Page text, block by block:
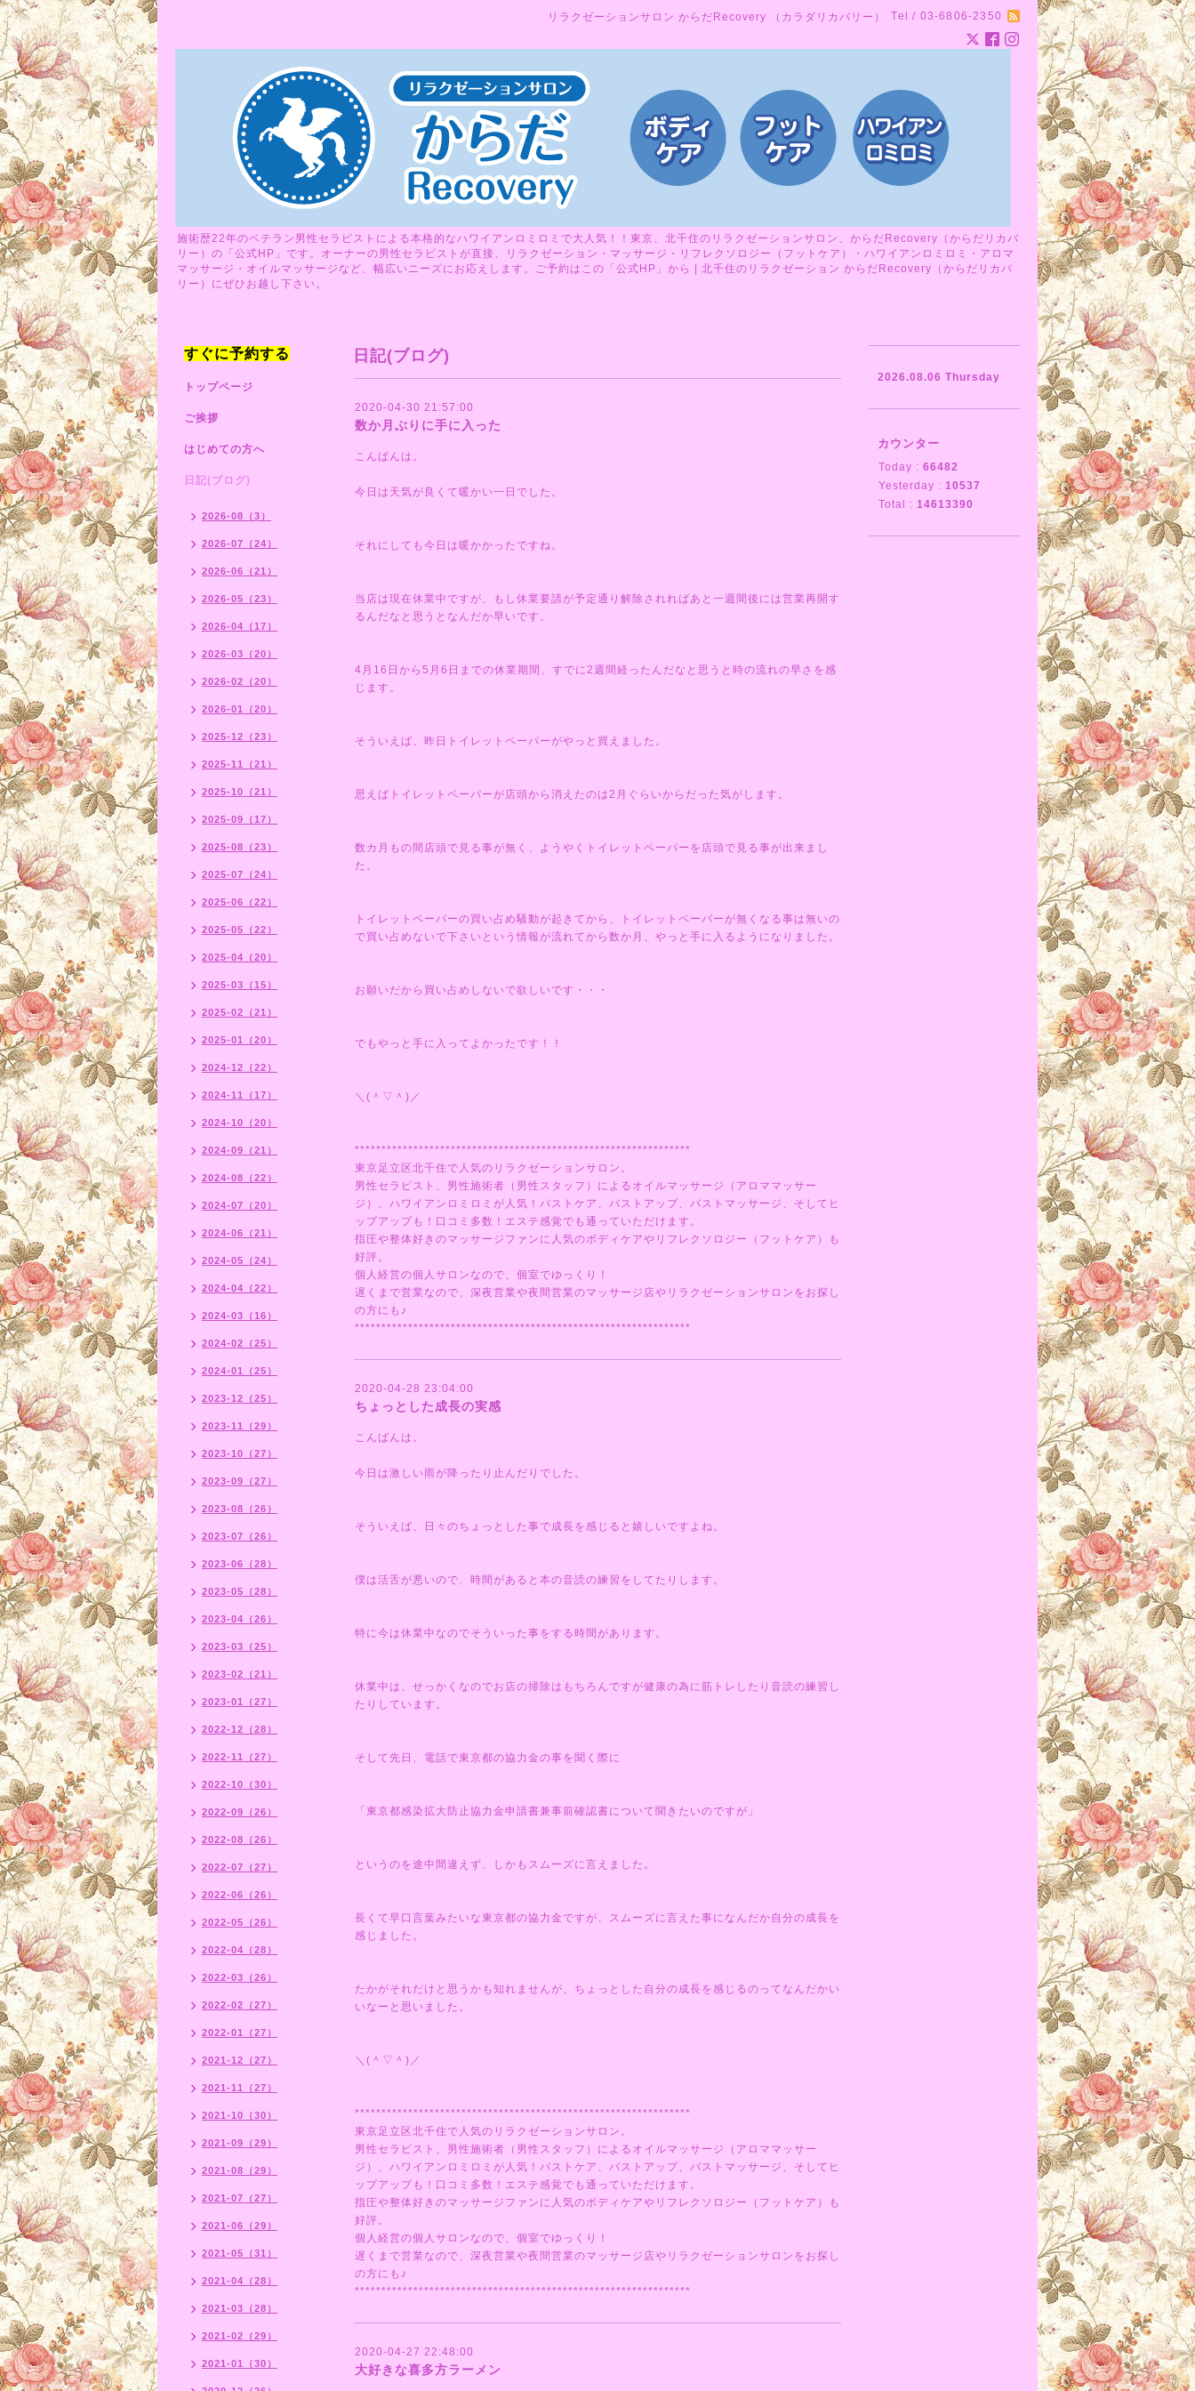
リラクゼーションサロン からだRecovery （カラダリカバリー） Tel / 03-6806-2350
施術歴22年のベテラン男性セラピストによる本格的なハワイアンロミロミで大人気！！東京、北千住のリラクゼーションサロン、からだRecovery（からだリカバ
リー）の「公式HP」です。オーナーの男性セラピストが直接、リラクゼーション・マッサージ・リフレクソロジー（フットケア）・ハワイアンロミロミ・アロマ
マッサージ・オイルマッサージなど、幅広いニーズにお応えします。ご予約はこの「公式HP」から | 北千住のリラクゼーション からだRecovery（からだリカバ
リー）にぜひお越し下さい。
日記(ブログ)
2020-04-30 21:57:00
数か月ぶりに手に入った
こんばんは。
今日は天気が良くて暖かい一日でした。
それにしても今日は暖かかったですね。
当店は現在休業中ですが、もし休業要請が予定通り解除されればあと一週間後には営業再開す
るんだなと思うとなんだか早いです。
4月16日から5月6日までの休業期間、すでに2週間経ったんだなと思うと時の流れの早さを感
じます。
そういえば、昨日トイレットペーパーがやっと買えました。
思えばトイレットペーパーが店頭から消えたのは2月ぐらいからだった気がします。
数カ月もの間店頭で見る事が無く、ようやくトイレットペーパーを店頭で見る事が出来まし
た。
トイレットペーパーの買い占め騒動が起きてから、トイレットペーパーが無くなる事は無いの
で買い占めないで下さいという情報が流れてから数か月、やっと手に入るようになりました。
お願いだから買い占めしないで欲しいです・・・
でもやっと手に入ってよかったです！！
＼(＾▽＾)／
***************************************************************
東京足立区北千住で人気のリラクゼーションサロン。
男性セラピスト、男性施術者（男性スタッフ）によるオイルマッサージ（アロママッサー
ジ）、ハワイアンロミロミが人気！バストケア、バストアップ、バストマッサージ、そしてヒ
ップアップも！口コミ多数！エステ感覚でも通っていただけます。
指圧や整体好きのマッサージファンに人気のボディケアやリフレクソロジー（フットケア）も
好評。
個人経営の個人サロンなので、個室でゆっくり！
遅くまで営業なので、深夜営業や夜間営業のマッサージ店やリラクゼーションサロンをお探し
の方にも♪
***************************************************************
2020-04-28 23:04:00
ちょっとした成長の実感
こんばんは。
今日は激しい雨が降ったり止んだりでした。
そういえば、日々のちょっとした事で成長を感じると嬉しいですよね。
僕は活舌が悪いので、時間があると本の音読の練習をしてたりします。
特に今は休業中なのでそういった事をする時間があります。
休業中は、せっかくなのでお店の掃除はもちろんですが健康の為に筋トレしたり音読の練習し
たりしています。
そして先日、電話で東京都の協力金の事を聞く際に
「東京都感染拡大防止協力金申請書兼事前確認書について聞きたいのですが」
というのを途中間違えず、しかもスムーズに言えました。
長くて早口言葉みたいな東京都の協力金ですが、スムーズに言えた事になんだか自分の成長を
感じました。
たかがそれだけと思うかも知れませんが、ちょっとした自分の成長を感じるのってなんだかい
いなーと思いました。
＼(＾▽＾)／
***************************************************************
東京足立区北千住で人気のリラクゼーションサロン。
男性セラピスト、男性施術者（男性スタッフ）によるオイルマッサージ（アロママッサー
ジ）、ハワイアンロミロミが人気！バストケア、バストアップ、バストマッサージ、そしてヒ
ップアップも！口コミ多数！エステ感覚でも通っていただけます。
指圧や整体好きのマッサージファンに人気のボディケアやリフレクソロジー（フットケア）も
好評。
個人経営の個人サロンなので、個室でゆっくり！
遅くまで営業なので、深夜営業や夜間営業のマッサージ店やリラクゼーションサロンをお探し
の方にも♪
***************************************************************
2020-04-27 22:48:00
大好きな喜多方ラーメン
すぐに予約する
トップページ
ご挨拶
はじめての方へ
日記(ブログ)
2026-08（3）
2026-07（24）
2026-06（21）
2026-05（23）
2026-04（17）
2026-03（20）
2026-02（20）
2026-01（20）
2025-12（23）
2025-11（21）
2025-10（21）
2025-09（17）
2025-08（23）
2025-07（24）
2025-06（22）
2025-05（22）
2025-04（20）
2025-03（15）
2025-02（21）
2025-01（20）
2024-12（22）
2024-11（17）
2024-10（20）
2024-09（21）
2024-08（22）
2024-07（20）
2024-06（21）
2024-05（24）
2024-04（22）
2024-03（16）
2024-02（25）
2024-01（25）
2023-12（25）
2023-11（29）
2023-10（27）
2023-09（27）
2023-08（26）
2023-07（26）
2023-06（28）
2023-05（28）
2023-04（26）
2023-03（25）
2023-02（21）
2023-01（27）
2022-12（28）
2022-11（27）
2022-10（30）
2022-09（26）
2022-08（26）
2022-07（27）
2022-06（26）
2022-05（26）
2022-04（28）
2022-03（26）
2022-02（27）
2022-01（27）
2021-12（27）
2021-11（27）
2021-10（30）
2021-09（29）
2021-08（29）
2021-07（27）
2021-06（29）
2021-05（31）
2021-04（28）
2021-03（28）
2021-02（29）
2021-01（30）
2026.08.06 Thursday
カウンター
Today : 66482
Yesterday : 10537
Total : 14613390